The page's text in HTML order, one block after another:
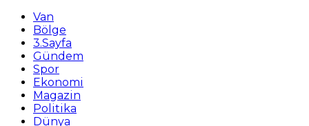
Van
Bölge
3.Sayfa
Gündem
Spor
Ekonomi
Magazin
Politika
Dünya